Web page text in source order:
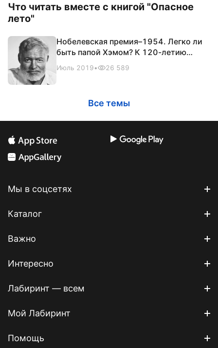
Что читать вместе с книгой "Опасное
лето"
Нобелевская премия–1954. Легко ли
быть папой Хэмом? К 120-летию
Июль 2019• 26 589
Все темы
Мы в соцсетях
Каталог
Важно
Интересно
Лабиринт — всем
Мой Лабиринт
Помощь